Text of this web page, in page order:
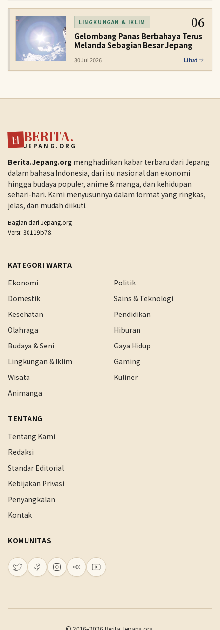
LINGKUNGAN & IKLIM 06
Gelombang Panas Berbahaya Terus
Melanda Sebagian Besar Jepang
30 Jul 2026 Lihat
日 BERITA.
JEPANG.ORG
Berita.Jepang.org menghadirkan kabar terbaru dari Jepang
dalam bahasa Indonesia, dari isu nasional dan ekonomi
hingga budaya populer, anime & manga, dan kehidupan
sehari-hari. Kami menyusunnya dalam format yang ringkas,
jelas, dan mudah diikuti.
Bagian dari Jepang.org
Versi: 30119b78.
KATEGORI WARTA
Ekonomi
Politik
Domestik
Sains & Teknologi
Kesehatan
Pendidikan
Olahraga
Hiburan
Budaya & Seni
Gaya Hidup
Lingkungan & Iklim
Gaming
Wisata
Kuliner
Animanga
TENTANG
Tentang Kami
Redaksi
Standar Editorial
Kebijakan Privasi
Penyangkalan
Kontak
KOMUNITAS
© 2016–2026 Berita.Jepang.org.